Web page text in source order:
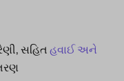
સહિતહવાઈ ​​અને